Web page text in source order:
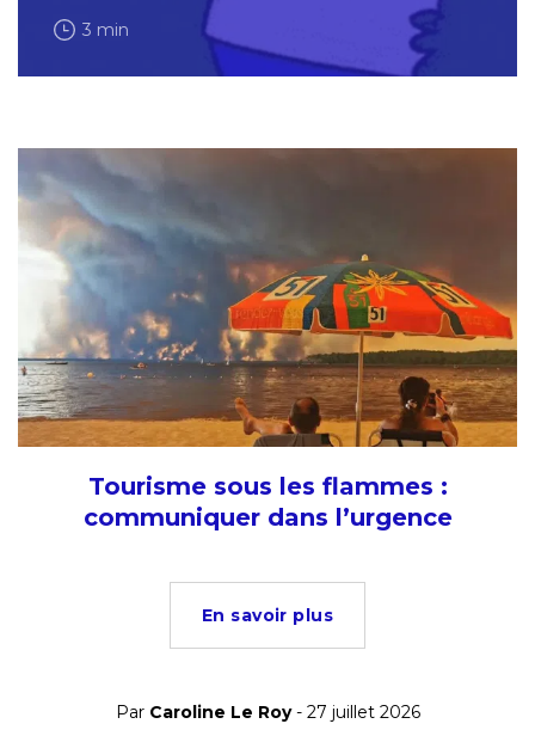
3 min
Tourisme sous les flammes :
communiquer dans l’urgence
En savoir plus
Par Caroline Le Roy- 27 juillet 2026